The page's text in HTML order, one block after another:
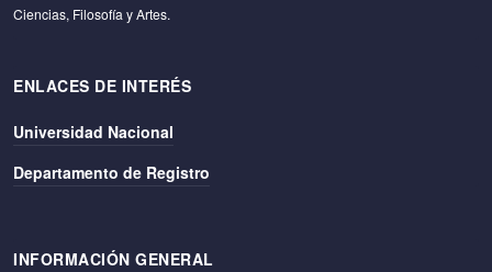
Ciencias, Filosofía y Artes.
ENLACES DE INTERÉS
Universidad Nacional
Departamento de Registro
INFORMACIÓN GENERAL